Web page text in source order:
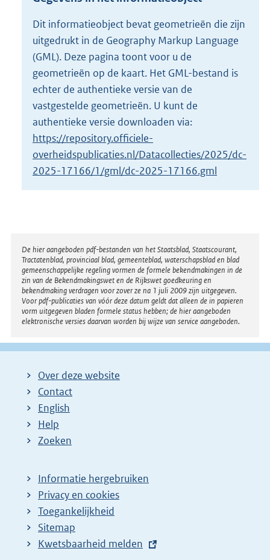
r
o
t
t
e
3
K
b
Dit informatieobject bevat geometrieën die zijn
uitgedrukt in de Geography Markup Language
(GML). Deze pagina toont voor u de
geometrieën op de kaart. Het GML-bestand is
echter de authentieke versie van de
vastgestelde geometrieën. U kunt de
authentieke versie downloaden via:
https://repository.officiele-
overheidspublicaties.nl/Datacollecties/2025/dc-
2025-17166/1/gml/dc-2025-17166.gml
Disclaimer
De hier aangeboden pdf-bestanden van het Staatsblad, Staatscourant,
Tractatenblad, provinciaal blad, gemeenteblad, waterschapsblad en blad
gemeenschappelijke regeling vormen de formele bekendmakingen in de
zin van de Bekendmakingswet en de Rijkswet goedkeuring en
bekendmaking verdragen voor zover ze na 1 juli 2009 zijn uitgegeven.
Voor pdf-publicaties van vóór deze datum geldt dat alleen de in papieren
vorm uitgegeven bladen formele status hebben; de hier aangeboden
elektronische versies daarvan worden bij wijze van service aangeboden.
Over deze website
Contact
English
Help
Zoeken
Informatie hergebruiken
Privacy en cookies
Toegankelijkheid
Sitemap
E
Kwetsbaarheid melden